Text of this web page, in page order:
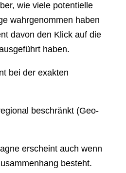
wie viele potentielle
wahrgenommen haben
davon den Klick auf die
haben.
bei der exakten
beschränkt (Geo-
erscheint auch wenn
besteht.